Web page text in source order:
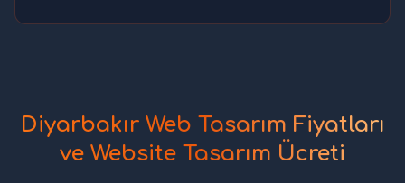
Diyarbakır Web Tasarım Fiyatları
ve Website Tasarım Ücreti